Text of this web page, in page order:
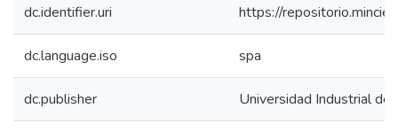
dc.identifier.uri https://
dc.language.iso spa
dc.publisher Universidad Industrial de